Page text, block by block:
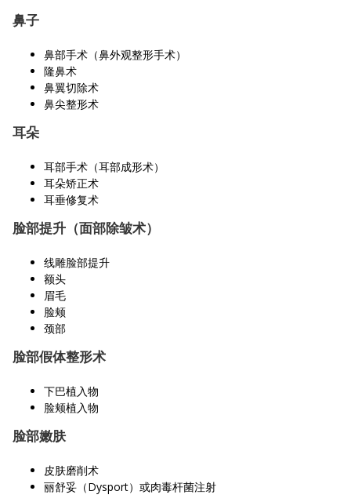
鼻子
鼻部手术（鼻外观整形手术）
隆鼻术
鼻翼切除术
鼻尖整形术
耳朵
耳部手术（耳部成形术）
耳朵矫正术
耳垂修复术
脸部提升（面部除皱术）
线雕脸部提升
额头
眉毛
脸颊
颈部
脸部假体整形术
下巴植入物
脸颊植入物
脸部嫩肤
皮肤磨削术
丽舒妥（Dysport）或肉毒杆菌注射